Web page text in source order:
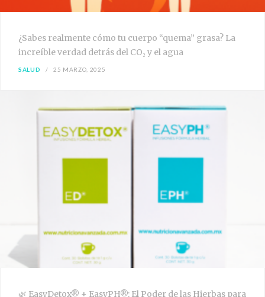
¿Sabes realmente cómo tu cuerpo “quema” grasa? La
increíble verdad detrás del CO₂ y el agua
SALUD 25 MARZO, 2025
🌿 EasyDetox® + EasyPH®: El Poder de las Hierbas para